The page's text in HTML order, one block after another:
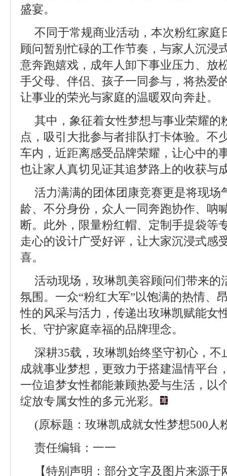
盛宴。
不同于常规商业活动，本次粉红家庭
顾问暂别忙碌的工作节奏，与家人沉浸
意奔跑嬉戏，成年人卸下事业压力、放
手父母、伴侣、孩子一同参与，将热爱
让事业的荣光与家庭的温暖双向奔赴。
其中，象征着女性梦想与事业荣耀的
点，吸引大批参与者排队打卡体验。不
车内，近距离感受品牌荣耀，让心中的
也让家人真切见证其追梦路上的收获与
活力满满的团体团康竞赛更是将现场
龄、不分身份，众人一同奔跑协作、呐
断。此外，限量粉红帽、定制手提袋等
走心的设计广受好评，让大家沉浸式感
喜。
活动现场，玫琳凯美容顾问们带来的
氛围。一众“粉红大军”以饱满的热情、
性的风采与活力，传递出玫琳凯赋能女
长、守护家庭幸福的品牌理念。
深耕35载，玫琳凯始终坚守初心，不
成就事业梦想，更致力于搭建温情平台
一位追梦女性都能兼顾热爱与生活，以
绽放专属女性的多元光彩。
(原标题：玫琳凯成就女性梦想500人
责任编辑：一一
【特别声明：部分文字及图片来源